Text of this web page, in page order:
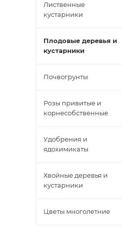
Лиственные
кустарники
Плодовые деревья и
кустарники
Почвогрунты
Розы привитые и
корнесобственные
Удобрения и
ядохимикаты
Хвойные деревья и
кустарники
Цветы многолетние